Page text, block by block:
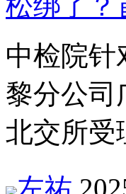
松绑了？
中检院针
黎分公司
北交所受